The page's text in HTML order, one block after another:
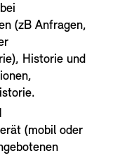
(zB Anfragen,
Historie und
(mobil oder